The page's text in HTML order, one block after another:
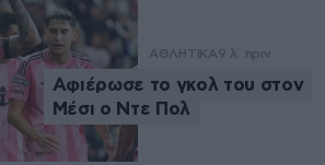
ΑΘΛΗΤΙΚΑ9 λ. πριν
Αφιέρωσε το γκολ του στον
Μέσι ο Ντε Πολ